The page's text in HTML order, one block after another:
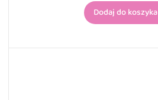
Dodaj do koszyka